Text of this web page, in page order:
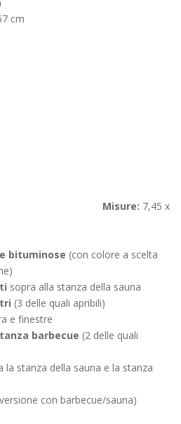
cm
Misure: 7,45 x
bituminose (con colore a scelta
sopra alla stanza della sauna
(3 delle quali apribili)
e finestre
barbecue (2 delle quali
la stanza della sauna e la stanza
con barbecue/sauna)